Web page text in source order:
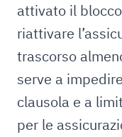
attivato il
riattivare
trascorso
serve a
clausola e a
per le